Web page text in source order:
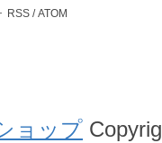
RSS /ATOM
ョップ